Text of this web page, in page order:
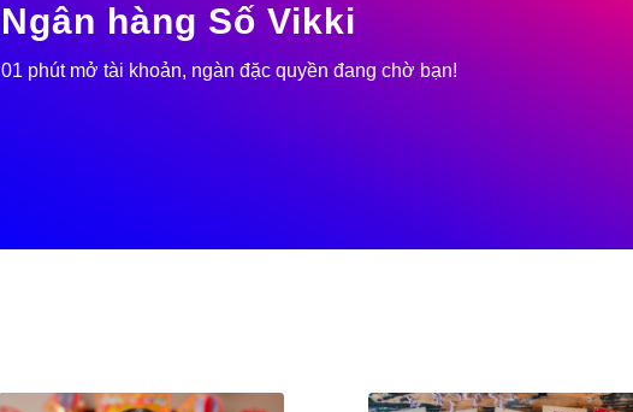
Ngân hàng Số Vikki
01 phút mở tài khoản, ngàn đặc quyền đang chờ bạn!